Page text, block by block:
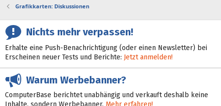
Grafikkarten: Diskussionen
Nichts mehr verpassen!
Erhalte eine Push-Benachrichtigung (oder einen Newsletter) bei
Erscheinen neuer Tests und Berichte: Jetzt anmelden!
Warum Werbebanner?
ComputerBase berichtet unabhängig und verkauft deshalb keine
Inhalte, sondern Werbebanner. Mehr erfahren!